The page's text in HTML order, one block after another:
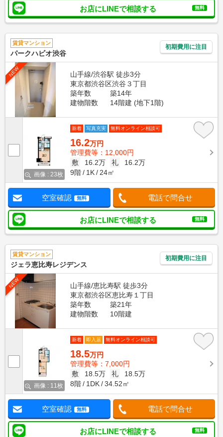
お店にLINEで相談する 無料
賃貸マンション
パークハビオ渋谷
初期費用に注目
NEW
山手線/渋谷駅 徒歩3分
東京都渋谷区渋谷３丁目
築年数
築14年
建物階数
14階建 (地下1階)
画像 : 23枚
新着 写真充実 無料オンライン相談可
16.2万円
管理費等：12,000円
敷
16.2万 礼
16.2万
9階
1K 24㎡
空室確認 無料 電話で問合せ
お店にLINEで相談する 無料
賃貸マンション
ジェラ恵比寿レジデンス
初期費用に注目
NEW
山手線/恵比寿駅 徒歩3分
東京都渋谷区恵比寿１丁目
築年数
築21年
建物階数
10階建
画像 : 11枚
新着 即入居 無料オンライン相談可
18.5万円
管理費等：7,000円
敷
18.5万 礼
18.5万
8階
1DK 34.52㎡
空室確認 無料 電話で問合せ
お店にLINEで相談する 無料